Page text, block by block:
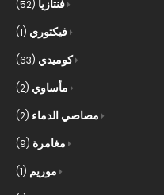
فنتازيا (52)
فيكتوري (1)
كوميدي (63)
مأساوي (2)
مصاصي الدماء (2)
مغامرة (9)
موريم (1)